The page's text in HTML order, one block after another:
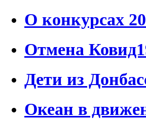
О конкурсах
Отмена
Дети из
Океан в